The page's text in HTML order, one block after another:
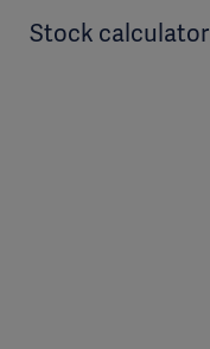
Stock calculator